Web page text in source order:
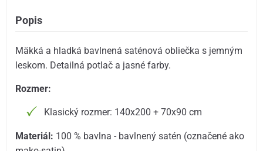
Popis
Mäkká a hladká bavlnená saténová obliečka s jemným
leskom. Detailná potlač a jasné farby.
Rozmer:
Klasický rozmer: 140x200 + 70x90 cm
Materiál: 100 % bavlna - bavlnený satén (označené ako